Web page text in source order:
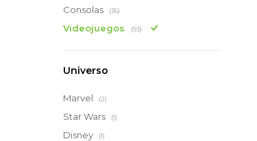
Consolas (36)
Videojuegos (93)
Universo
Marvel (2)
Star Wars (1)
Disney (1)